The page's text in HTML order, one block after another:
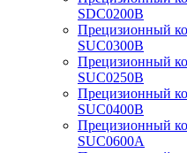
SDC0200B
Прецизионный
SUC0300B
Прецизионный
SUC0250B
Прецизионный
SUC0400B
Прецизионный
SUC0600A